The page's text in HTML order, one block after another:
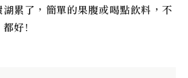
湖累了，簡單的果腹或喝點飲料，不
都好!